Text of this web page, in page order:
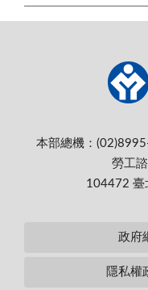
本部總機：
勞工
104472 臺
政府
隱私權